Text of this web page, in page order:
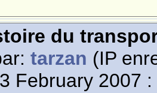
du
tarzan (IP
February 2007